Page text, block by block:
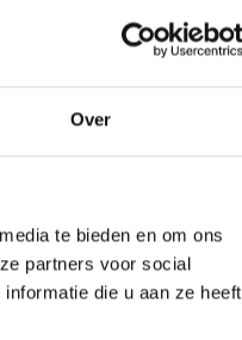
Over
te bieden en om ons
partners voor social
die u aan ze heeft
AANMELDEN